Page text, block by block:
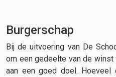
Burgerschap
Bij de uitvoering van De
om een gedeelte van de
aan een goed doel.